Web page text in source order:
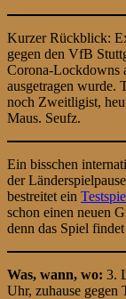
Kurzer Rückblick:
gegen den VfB
Corona-Lockdowns
ausgetragen wurde.
noch Zweitligist,
Maus. Seufz.
Ein bisschen
der
bestreitet ein
schon einen neuen
denn das Spiel
Was, wann, wo: 3.
Uhr, zuhause gegen